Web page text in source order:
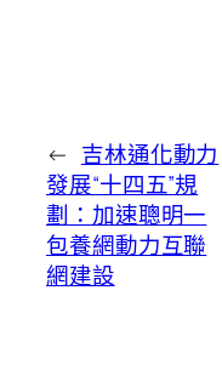
← 吉林通化動力
發展“十四五”規
劃：加速聰明一
包養網動力互聯
網建設